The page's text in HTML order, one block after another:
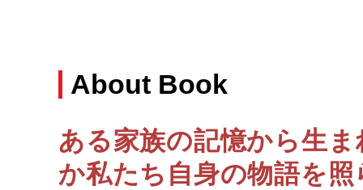
About Book
ある家族の記憶から生
か私たち自身の物語を